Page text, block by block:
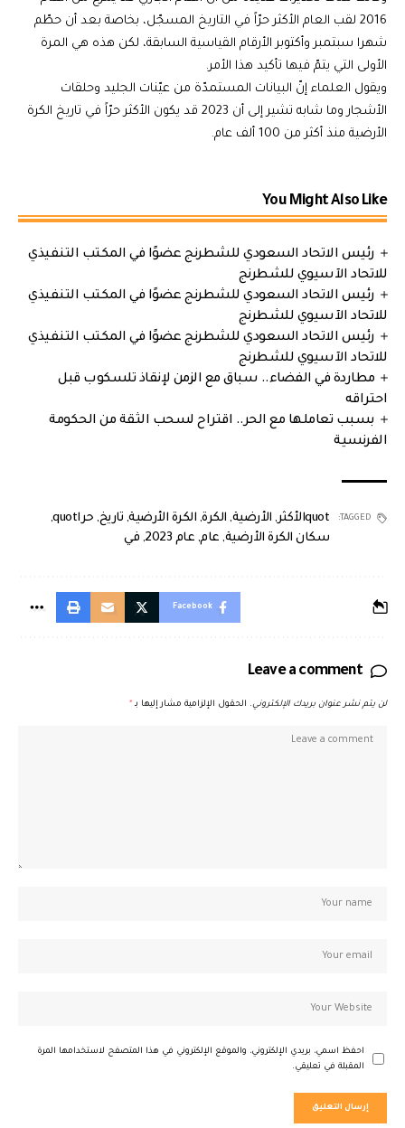
2016 لقب العام الأكثر حرّاً في التاريخ المسجّل، بخاصة بعد أن حطّم
شهرا سبتمبر وأكتوبر الأرقام القياسية السابقة، لكن هذه هي المرة
الأولى التي يتمّ فيها تأكيد هذا الأمر.
ويقول العلماء إنّ البيانات المستمدّة من عيّنات الجليد وحلقات
الأشجار وما شابه تشير إلى أن 2023 قد يكون الأكثر حرّاً في تاريخ الكرة
الأرضية منذ أكثر من 100 ألف عام.
You Might Also Like
رئيس الاتحاد السعودي للشطرنج عضوًا في المكتب التنفيذي
للاتحاد الآسيوي للشطرنج
رئيس الاتحاد السعودي للشطرنج عضوًا في المكتب التنفيذي
للاتحاد الآسيوي للشطرنج
رئيس الاتحاد السعودي للشطرنج عضوًا في المكتب التنفيذي
للاتحاد الآسيوي للشطرنج
مطاردة في الفضاء.. سباق مع الزمن لإنقاذ تلسكوب قبل
احتراقه
بسبب تعاملها مع الحر.. اقتراح لسحب الثقة من الحكومة
الفرنسية
TAGGED: quotالأكثر , الأرضية, الكرة, الكرة الأرضية, تاريخ, حراquot
,
سكان الكرة الأرضية, عام, عام 2023 , في
Facebook
Leave a comment
لن يتم نشر عنوان بريدك الإلكتروني. الحقول الإلزامية مشار إليها بـ *
احفظ اسمي، بريدي الإلكتروني، والموقع الإلكتروني في هذا المتصفح لاستخدامها المرة
المقبلة في تعليقي.